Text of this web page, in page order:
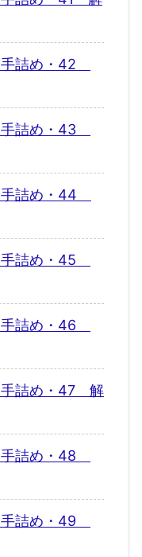
詰め・42
詰め・43
詰め・44
詰め・45
詰め・46
手詰め・47 解
詰め・48
詰め・49